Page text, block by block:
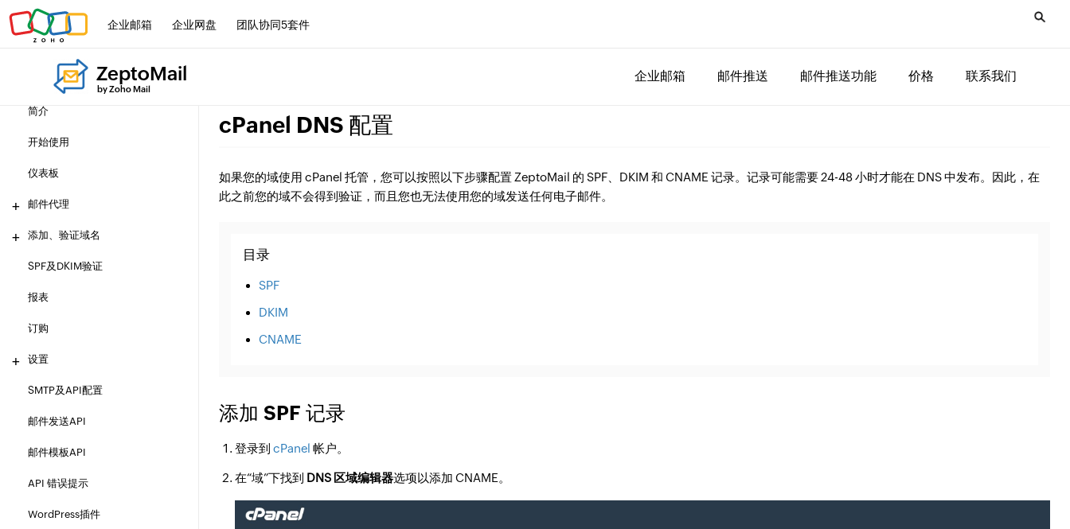
企业邮箱 企业网盘 团队协同5套件
ZeptoMail
by Zoho Mail
企业邮箱 邮件推送 邮件推送功能 价格 联系我们
简介
开始使用
仪表板
邮件代理
添加、验证域名
SPF及DKIM验证
报表
订购
设置
SMTP及API配置
邮件发送API
邮件模板API
API 错误提示
WordPress插件
cPanel DNS 配置
如果您的域使用 cPanel 托管，您可以按照以下步骤配置 ZeptoMail 的 SPF、DKIM 和 CNAME 记录。记录可能需要 24-48 小时才能在 DNS 中发布。因此，在
此之前您的域不会得到验证，而且您也无法使用您的域发送任何电子邮件。
目录
SPF
DKIM
CNAME
添加 SPF 记录
登录到 cPanel 帐户。
在“域”下找到 DNS 区域编辑器选项以添加 CNAME。